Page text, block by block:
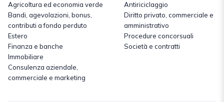
Agricoltura ed economia verde
Bandi, agevolazioni, bonus,
contributi a fondo perduto
Estero
Finanza e banche
Immobiliare
Consulenza aziendale,
commerciale e marketing
Antiriciclaggio
Diritto privato, commerciale e
amministrativo
Procedure concorsuali
Società e contratti